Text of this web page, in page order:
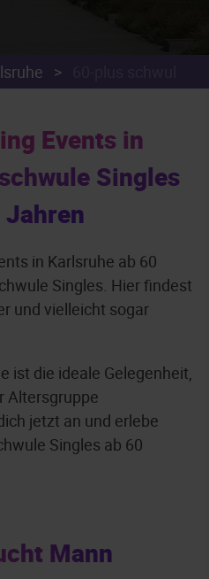
>
Events in
Singles
Jahren
in Karlsruhe ab 60
Singles. Hier findest
und vielleicht sogar
ist die ideale Gelegenheit,
Altersgruppe
jetzt an und erlebe
Singles ab 60
Mann